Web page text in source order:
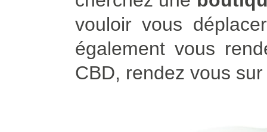
vouloir vous
également vous
CBD, rendez vous